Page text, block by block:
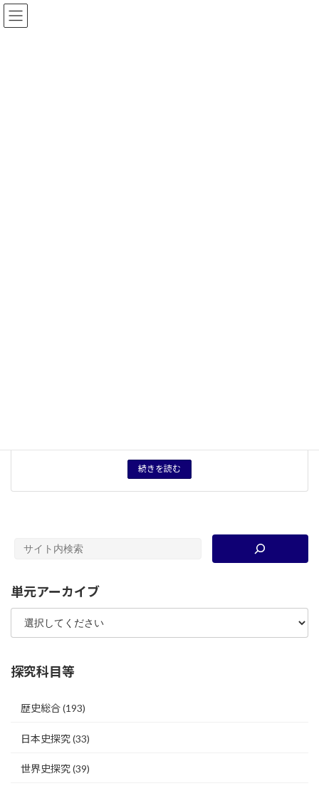
コ
ン
ナ
ビ
教材共有サイト2.0−高大連携歴史教育研究
続きを読む
単元アーカイブ
探究科目等
歴史総合(193)
日本史探究(33)
世界史探究(39)